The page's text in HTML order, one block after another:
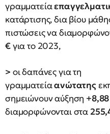
γραμματεία
κατάρτισης, δια βίου
πιστώσεις να
€για το 2023,
> οι δαπάνες για τη
γραμματείαανώτατης
σημειώνουν αύξηση
διαμορφώνονται στα